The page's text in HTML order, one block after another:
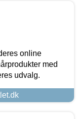
online
med
udvalg.